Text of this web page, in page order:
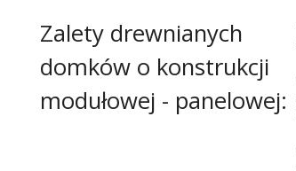
Zalety drewnianych
domków o konstrukcji
modułowej - panelowej: